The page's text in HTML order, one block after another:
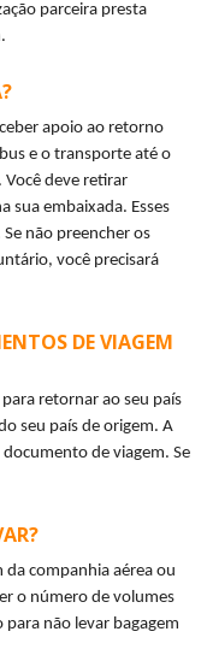
parceira presta
apoio ao retorno
e o transporte até o
deve retirar
sua embaixada. Esses
não preencher os
você precisará
DE VIAGEM
retornar ao seu país
seu país de origem. A
de viagem. Se
da companhia aérea ou
o número de volumes
não levar bagagem